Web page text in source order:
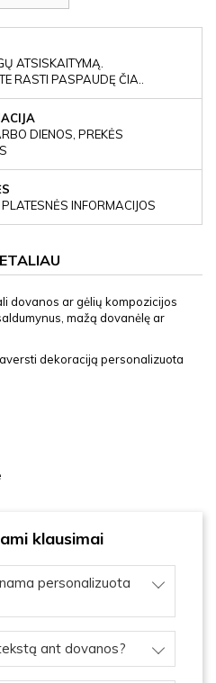
ATSISKAITYMĄ.
RASTI PASPAUDĘ ČIA..
DIENOS, PREKĖS
INFORMACIJOS
dovanos ar gėlių kompozicijos
mažą dovanėlę ar
dekoraciją personalizuota
klausimai
personalizuota
ant dovanos?